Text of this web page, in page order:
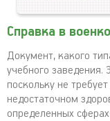
Справка в
Документ, какого
учебного заведения.
поскольку не
недостаточном
определенных